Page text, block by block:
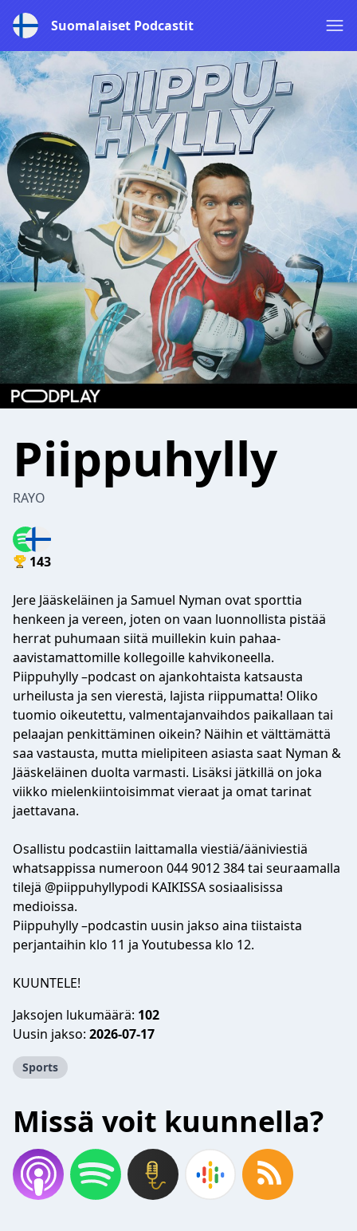
Suomalaiset Podcastit
Piippuhylly
RAYO
143
Jere Jääskeläinen ja Samuel Nyman ovat sporttia
henkeen ja vereen, joten on vaan luonnollista pistää
herrat puhumaan siitä muillekin kuin pahaa-
aavistamattomille kollegoille kahvikoneella.
Piippuhylly –podcast on ajankohtaista katsausta
urheilusta ja sen vierestä, lajista riippumatta! Oliko
tuomio oikeutettu, valmentajanvaihdos paikallaan tai
pelaajan penkittäminen oikein? Näihin et välttämättä
saa vastausta, mutta mielipiteen asiasta saat Nyman &
Jääskeläinen duolta varmasti. Lisäksi jätkillä on joka
viikko mielenkiintoisimmat vieraat ja omat tarinat
jaettavana.
Osallistu podcastiin laittamalla viestiä/ääniviestiä
whatsappissa numeroon 044 9012 384 tai seuraamalla
tilejä @piippuhyllypodi KAIKISSA sosiaalisissa
medioissa.
Piippuhylly –podcastin uusin jakso aina tiistaista
perjantaihin klo 11 ja Youtubessa klo 12.
KUUNTELE!
Jaksojen lukumäärä: 102
Uusin jakso: 2026-07-17
Sports
Missä voit kuunnella?